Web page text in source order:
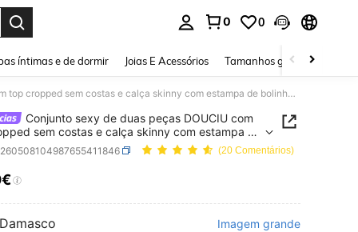
0 0
íntimas e de dormir Joias E Acessórios Tamanhos grandes
Conjunto sexy de duas peças DOUCIU com top cropped sem costas e calça skinny com estampa de bolinhas, estilo festa e balada.
Conjunto sexy de duas peças DOUCIU com
sem costas e calça skinny com estampa de
estilo festa e balada.
(20 Comentários)
AND AVAILABILITY
Damasco Imagem grande